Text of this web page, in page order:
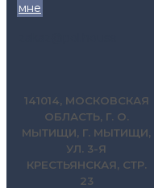
мне
141014, МОСКОВСКАЯ
ОБЛАСТЬ, Г. О.
МЫТИЩИ, Г. МЫТИЩИ,
УЛ. 3-Я
КРЕСТЬЯНСКАЯ, СТР.
23